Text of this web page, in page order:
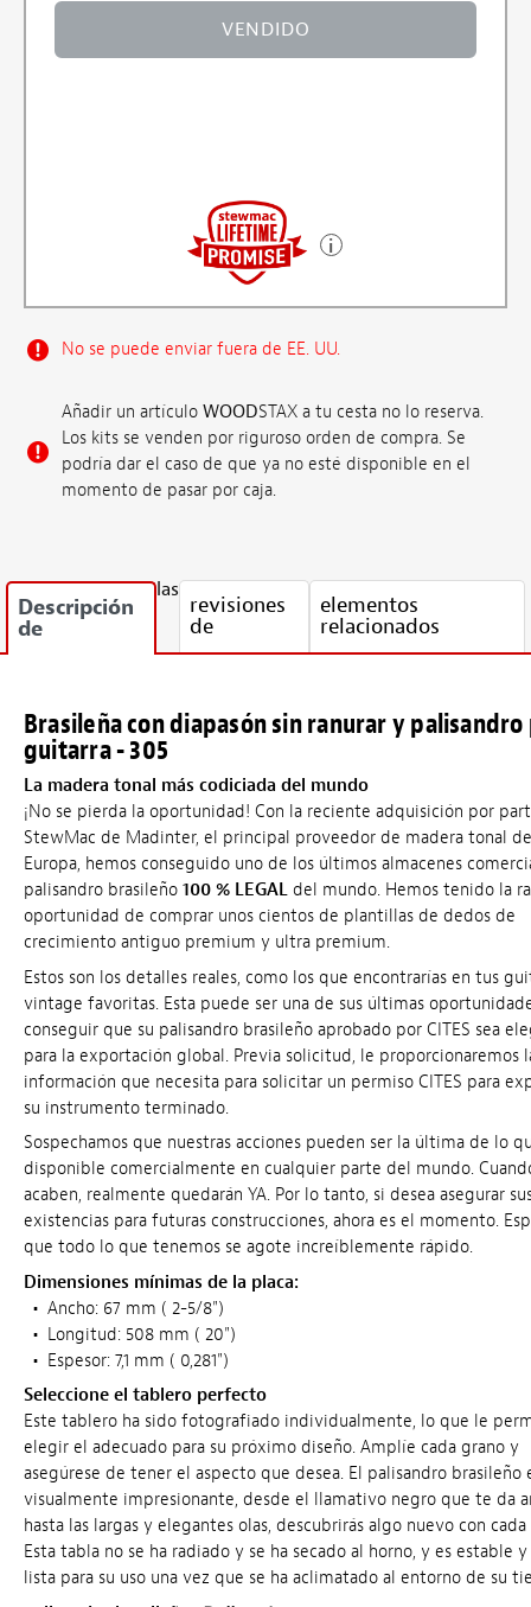
VENDIDO
No se puede enviar fuera de EE. UU.
Añadir un artículo WOODSTAX a tu cesta no lo reserva.
Los kits se venden por riguroso orden de compra. Se
podría dar el caso de que ya no esté disponible en el
momento de pasar por caja.
Descripción
de
las
revisiones
de
elementos
relacionados
Brasileña con diapasón sin ranurar y palisandro
guitarra - 305
La madera tonal más codiciada del mundo
¡No se pierda la oportunidad! Con la reciente adquisición por
StewMac de Madinter, el principal proveedor de madera tonal de
Europa, hemos conseguido uno de los últimos almacenes
palisandro brasileño 100 % LEGAL del mundo. Hemos tenido la
oportunidad de comprar unos cientos de plantillas de dedos de
crecimiento antiguo premium y ultra premium.
Estos son los detalles reales, como los que encontrarías en tus
vintage favoritas. Esta puede ser una de sus últimas
conseguir que su palisandro brasileño aprobado por CITES sea
para la exportación global. Previa solicitud, le proporcionaremos
información que necesita para solicitar un permiso CITES para
su instrumento terminado.
Sospechamos que nuestras acciones pueden ser la última de lo
disponible comercialmente en cualquier parte del mundo.
acaben, realmente quedarán YA. Por lo tanto, si desea asegurar
existencias para futuras construcciones, ahora es el momento.
que todo lo que tenemos se agote increíblemente rápido.
Dimensiones mínimas de la placa:
• Ancho: 67 mm ( 2-5/8")
• Longitud: 508 mm ( 20")
• Espesor: 7,1 mm ( 0,281")
Seleccione el tablero perfecto
Este tablero ha sido fotografiado individualmente, lo que le
elegir el adecuado para su próximo diseño. Amplíe cada grano y
asegúrese de tener el aspecto que desea. El palisandro brasileño
visualmente impresionante, desde el llamativo negro que te da
hasta las largas y elegantes olas, descubrirás algo nuevo con cada
Esta tabla no se ha radiado y se ha secado al horno, y es estable
lista para su uso una vez que se ha aclimatado al entorno de su